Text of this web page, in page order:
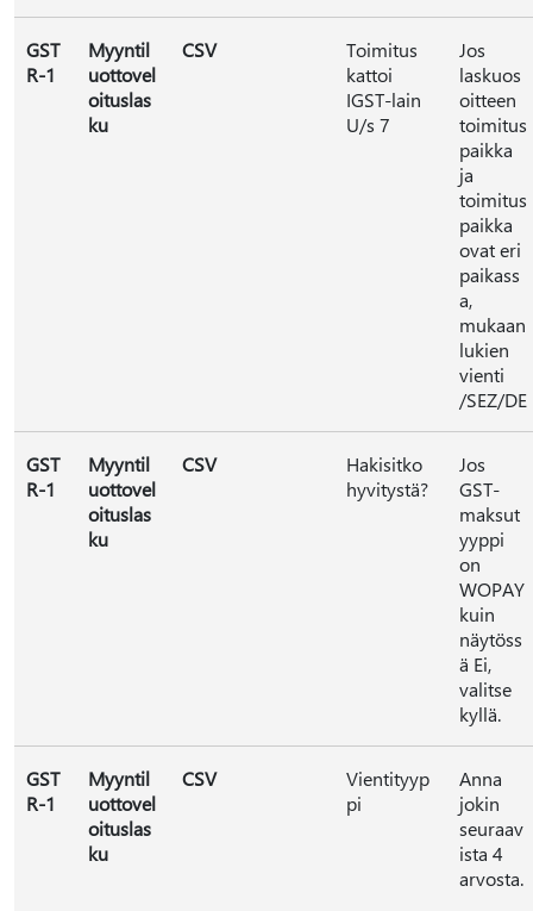
GST
R-1
Myyntil
uottovel
oituslas
ku
CSV
Toimitus
kattoi
IGST-lain
U/s 7
Jos
laskuos
oitteen
toimitus
paikka
ja
toimitus
paikka
ovat eri
paikass
a,
mukaan
lukien
vienti
/SEZ/DE
GST
R-1
Myyntil
uottovel
oituslas
ku
CSV
Hakisitko
hyvitystä?
Jos
GST-
maksut
yyppi
on
WOPAY
kuin
näytöss
ä Ei,
valitse
kyllä.
GST
R-1
Myyntil
uottovel
oituslas
ku
CSV
Vientityyp
pi
Anna
jokin
seuraav
ista 4
arvosta.